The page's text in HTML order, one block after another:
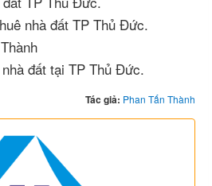
nhà đất TP Thủ Đức.
đất tại TP Thủ Đức.
Tác giả: Phan Tấn Thành